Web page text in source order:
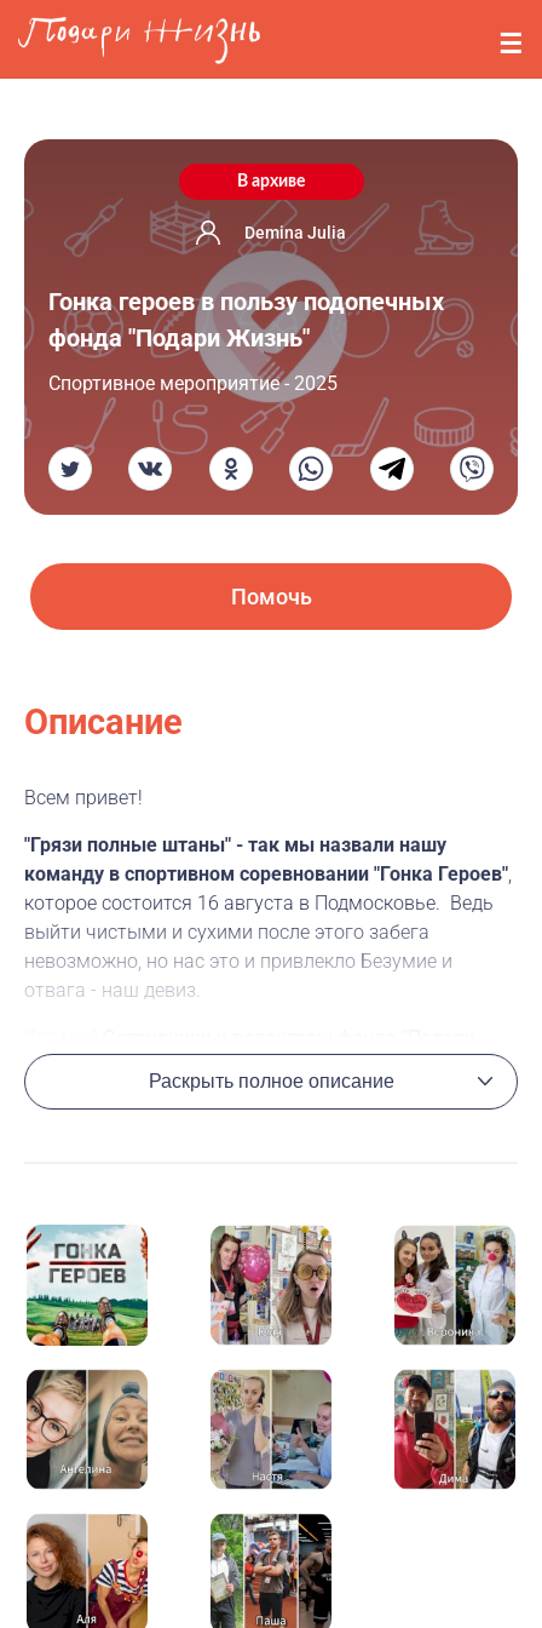
Перейти к основному содержанию
События
Вопросы
Войти
Регистрация
В архиве
Demina Julia
Гонка героев в пользу подопечных
фонда "Подари Жизнь"
Cпортивное мероприятие - 2025
Помочь
Описание
Всем привет!
"Грязи полные штаны" - так мы назвали нашу
команду в спортивном соревновании "Гонка Героев",
которое состоится 16 августа в Подмосковье. Ведь
выйти чистыми и сухими после этого забега
невозможно, но нас это и привлекло Безумие и
отвага - наш девиз.
Жизнь", детские врачи-онкологи из Подмосковного
онкодиспансера, а также парень, победивший в
Страшно? А то! Но и нашим подопечным детям и их
родителям тоже часто бывает страшно. Поэтому мы
хотим своим примером вдохновить их продолжать
бороться и побеждать свой страх.
Для нас это очень важно! Ваши донаты станут для
нас огромной подержкой и мотивацией во время
подготовки к "Гонке", не дадут сойти с дистанции и
дойти до конца!
Чтобы помочь детям и сказать слова поддержки
нам, просто нажмите красную кнопку "Помочь" на
этой страничке. Даже 100 рублей имеют значение!
Раскрыть полное описание